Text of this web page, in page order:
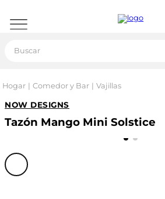
Hogar Comedor y Bar Vajillas
NOW DESIGNS
Tazón Mango Mini Solstice